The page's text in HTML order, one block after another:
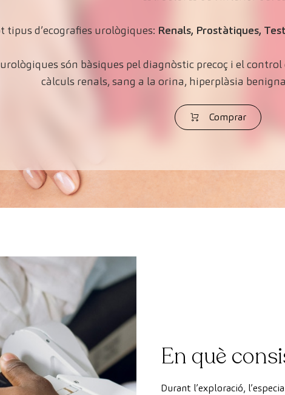
tipus d’ecografies urològiques: Renals, Prostàtiques,
són bàsiques pel diagnòstic precoç i el
càlculs renals, sang a la orina, hiperplàsia
Comprar
En què
Durant l’exploració,